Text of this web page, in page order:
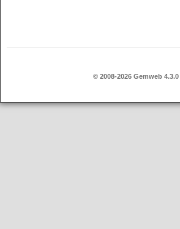
© 2008-2026 Gemweb 4.3.0